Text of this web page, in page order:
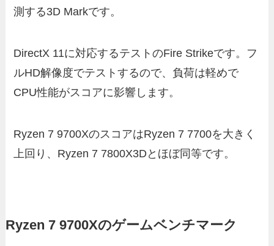
測する3D Markです。
DirectX 11に対応するテストのFire Strikeです。フ
ルHD解像度でテストするので、負荷は軽めで
CPU性能がスコアに影響します。
Ryzen 7 9700XのスコアはRyzen 7 7700を大きく
上回り、Ryzen 7 7800X3Dとほぼ同等です。
Ryzen 7 9700Xのゲームベンチマーク